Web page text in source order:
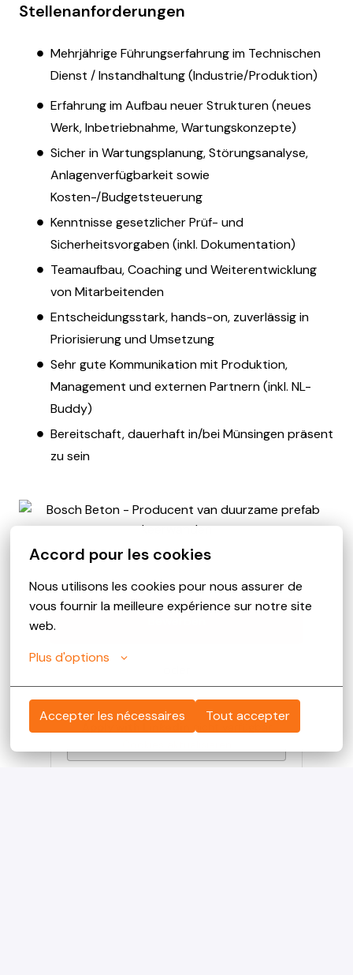
Accord pour les cookies
Nous utilisons les cookies pour nous assurer de
vous fournir la meilleure expérience sur notre site
web.
Plus d'options
Accepter les nécessaires Tout accepter
Stellenanforderungen
Mehrjährige Führungserfahrung im Technischen
Dienst / Instandhaltung (Industrie/Produktion)
Erfahrung im Aufbau neuer Strukturen (neues
Werk, Inbetriebnahme, Wartungskonzepte)
Sicher in Wartungsplanung, Störungsanalyse,
Anlagenverfügbarkeit sowie
Kosten-/Budgetsteuerung
Kenntnisse gesetzlicher Prüf- und
Sicherheitsvorgaben (inkl. Dokumentation)
Teamaufbau, Coaching und Weiterentwicklung
von Mitarbeitenden
Entscheidungsstark, hands-on, zuverlässig in
Priorisierung und Umsetzung
Sehr gute Kommunikation mit Produktion,
Management und externen Partnern (inkl. NL-
Buddy)
Bereitschaft, dauerhaft in/bei Münsingen präsent
zu sein
nicht verfügbar